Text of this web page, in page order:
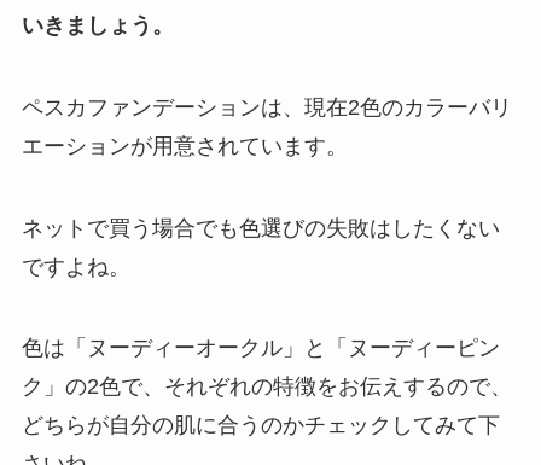
いきましょう。
ペスカファンデーションは、現在2色のカラーバリ
エーションが用意されています。
ネットで買う場合でも色選びの失敗はしたくない
ですよね。
色は「ヌーディーオークル」と「ヌーディーピン
ク」の2色で、それぞれの特徴をお伝えするので、
どちらが自分の肌に合うのかチェックしてみて下